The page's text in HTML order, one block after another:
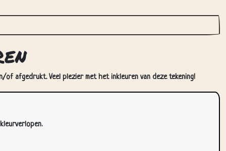
afgedrukt. Veel plezier met het inkleuren van deze tekening!